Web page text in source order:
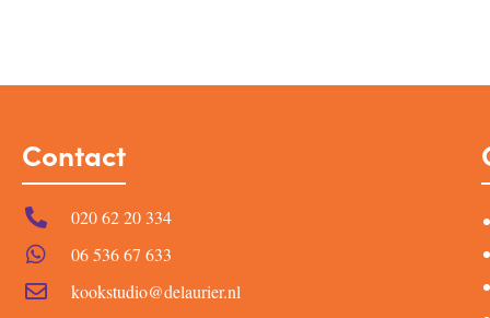
Contact
020 62 20 334
06 536 67 633
kookstudio@delaurier.nl